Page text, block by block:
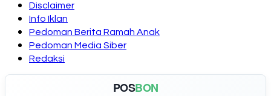
Disclaimer
Info Iklan
Pedoman Berita Ramah Anak
Pedoman Media Siber
Redaksi
POSBON